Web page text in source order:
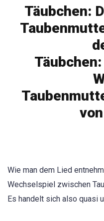
Täubchen:
Wie man dem Lied
Wechselspiel zwischen
Es handelt sich also quasi